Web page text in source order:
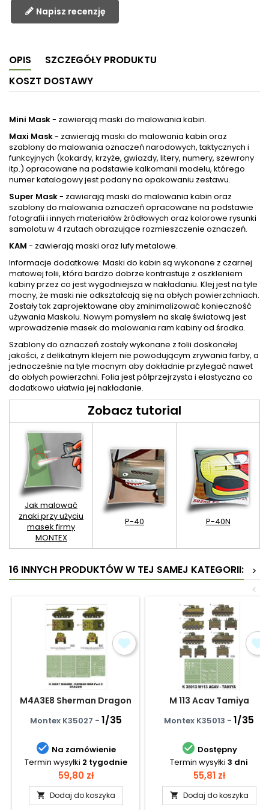
Napisz recenzję
OPIS
SZCZEGÓŁY PRODUKTU
KOSZT DOSTAWY
Mini Mask- zawierają maski do malowania kabin.
Maxi Mask- zawierają maski do malowania kabin oraz
szablony do malowania oznaczeń narodowych, taktycznych i
funkcyjnych (kokardy, krzyże, gwiazdy, litery, numery, szewrony
itp.) opracowane na podstawie kalkomanii modelu, którego
numer katalogowy jest podany na opakowaniu zestawu.
Super Mask- zawierają maski do malowania kabin oraz
szablony do malowania oznaczeń opracowane na podstawie
fotografii i innych materiałów źródłowych oraz kolorowe rysunki
samolotu w 4 rzutach obrazujące rozmieszczenie oznaczeń.
KAM - zawierają maski oraz lufy metalowe.
Informacje dodatkowe: Maski do kabin są wykonane z czarnej
matowej folii, która bardzo dobrze kontrastuje z oszkleniem
kabiny przez co jest wygodniejsza w nakładaniu. Klej jest na tyle
mocny, że maski nie odkształcają się na obłych powierzchniach.
Zostały tak zaprojektowane aby zminimalizować konieczność
używania Maskolu. Nowym pomysłem na skalę światową jest
wprowadzenie masek do malowania ram kabiny od środka.
Szablony do oznaczeń zostały wykonane z folii doskonałej
jakości, z delikatnym klejem nie powodującym zrywania farby, a
jednocześnie na tyle mocnym aby dokładnie przylegać nawet
do obłych powierzchni. Folia jest półprzejrzysta i elastyczna co
dodatkowo ułatwia jej nakładanie.
Zobacz tutorial
Jak malować
znaki przy użyciu
masek firmy
MONTEX
P-40 P-40N
16 INNYCH PRODUKTÓW W TEJ SAMEJ KATEGORII:
>
<
M4A3E8 Sherman Dragon
Montex K35027 - 1/35
 Na zamówienie
Termin wysyłki 2 tygodnie
Cena
59,80 zł
 Dodaj do koszyka
M 113 Acav Tamiya
Montex K35013 - 1/35
 Dostępny
Termin wysyłki 3 dni
Cena
55,81 zł
 Dodaj do koszyka